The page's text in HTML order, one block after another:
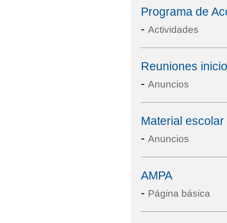
Programa de
- Actividades
Reuniones
- Anuncios
Material
- Anuncios
AMPA
- Página básica